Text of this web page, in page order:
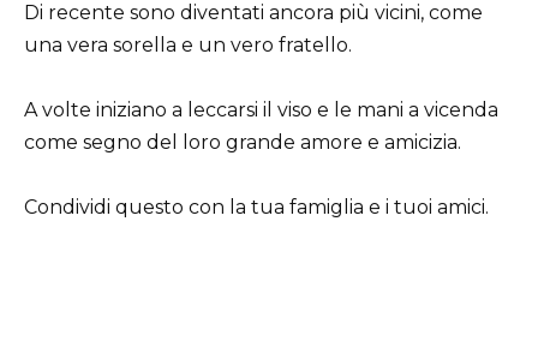
Di recente sono diventati ancora più vicini, come
una vera sorella e un vero fratello.
A volte iniziano a leccarsi il viso e le mani a vicenda
come segno del loro grande amore e amicizia.
Condividi questo con la tua famiglia e i tuoi amici.